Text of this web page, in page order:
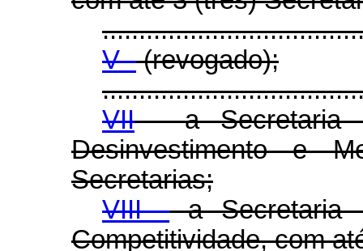
V -(revogado);
VII- a Secretaria
Desinvestimento e
Secretarias;
VIII -a Secretaria
Competitividade, com